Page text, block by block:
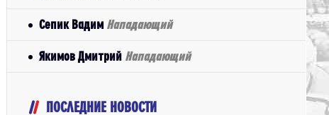
Сепик Вадим Нападающий
Якимов Дмитрий Нападающий
ПОСЛЕДНИЕ НОВОСТИ